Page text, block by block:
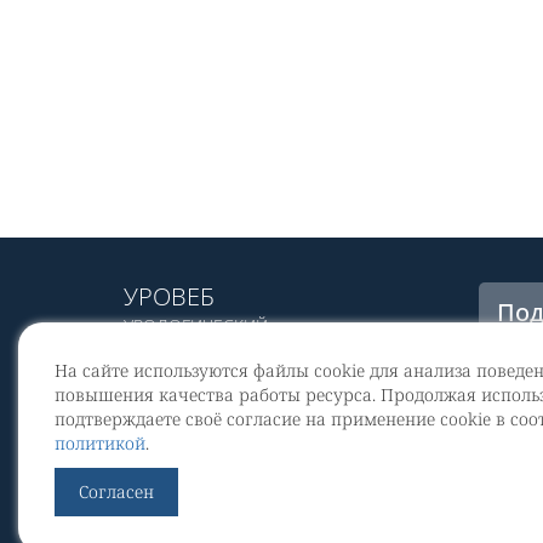
На сайте используются файлы cookie для анализа
повышения качества работы ресурса. Продолжая
подтверждаете своё согласие на применение cookie в
политикой.
Согласен
УРОВЕБ
УРОЛОГИЧЕСКИЙ
© 2002 - 2026
МЕДИАКИТ 2023